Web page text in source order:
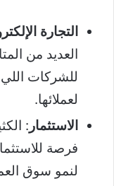
التجارة
العديد من
للشركات
لعملائها.
الاستثمار
فرصة
لنمو سوق